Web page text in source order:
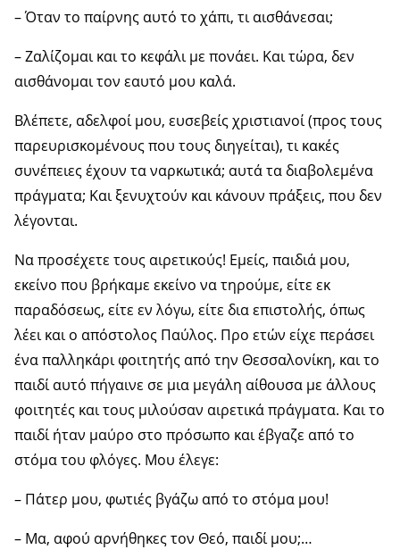
– Όταν το παίρνης αυτό το χάπι, τι αισθάνεσαι;
– Ζαλίζομαι και το κεφάλι με πονάει. Και τώρα, δεν
αισθάνομαι τον εαυτό μου καλά.
Βλέπετε, αδελφοί μου, ευσεβείς χριστιανοί (προς τους
παρευρισκομένους που τους διηγείται), τι κακές
συνέπειες έχουν τα ναρκωτικά; αυτά τα διαβολεμένα
πράγματα; Και ξενυχτούν και κάνουν πράξεις, που δεν
λέγονται.
Να προσέχετε τους αιρετικούς! Εμείς, παιδιά μου,
εκείνο που βρήκαμε εκείνο να τηρούμε, είτε εκ
παραδόσεως, είτε εν λόγω, είτε δια επιστολής, όπως
λέει και ο απόστολος Παύλος. Προ ετών είχε περάσει
ένα παλληκάρι φοιτητής από την Θεσσαλονίκη, και το
παιδί αυτό πήγαινε σε μια μεγάλη αίθουσα με άλλους
φοιτητές και τους μιλούσαν αιρετικά πράγματα. Και το
παιδί ήταν μαύρο στο πρόσωπο και έβγαζε από το
στόμα του φλόγες. Μου έλεγε:
– Πάτερ μου, φωτιές βγάζω από το στόμα μου!
– Μα, αφού αρνήθηκες τον Θεό, παιδί μου;…